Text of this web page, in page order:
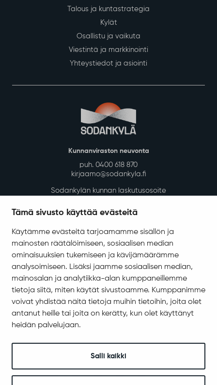
Tämä sivusto käyttää evästeitä
Käytämme evästeitä tarjoamamme sisällön ja
mainosten räätälöimiseen, sosiaalisen median
ominaisuuksien tukemiseen ja kävijämäärämme
analysoimiseen. Lisäksi jaamme sosiaalisen median,
mainosalan ja analytiikka-alan kumppaneillemme
tietoja siitä, miten käytät sivustoamme. Kumppanimme
voivat yhdistää näitä tietoja muihin tietoihin, joita olet
antanut heille tai joita on kerätty, kun olet käyttänyt
heidän palvelujaan.
Salli kaikki
Talous ja kuntastrategia
Kylät
Osallistu ja vaikuta
Viestintä ja markkinointi
Yhteystiedot ja asiointi
Kunnanviraston neuvonta
puh. 0400 618 870
kirjaamo@sodankyla.fi
Sodankylän kunnan laskutusosoite
Asiakirjajulkisuuskuvaus
Evästeiden hallinta
Yhteystiedot
Jäämerentie 1, 99601 Sodankylä
Kaikki yhteystiedot
Henkilökunnan intranet
Seuraa meitä